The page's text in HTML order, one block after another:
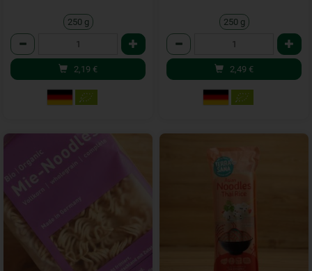
250 g
Anzahl
2,19 €
250 g
Anzahl
2,49 €